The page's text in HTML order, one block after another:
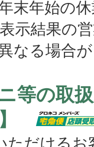
末年始の
示結果の
る場合が
等の取
】
だけるお